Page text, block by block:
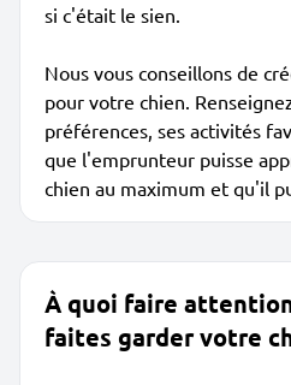
si c'était le sien.
Nous vous conseillons de
pour votre chien.
préférences, ses activités
que l'emprunteur puisse
chien au maximum et qu'il
À quoi faire
faites garder votre